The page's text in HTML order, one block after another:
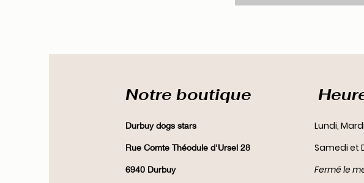
Notre boutique
Durbuy dogs stars
Rue Comte Théodule d'Ursel 28
6940 Durbuy
Lundi,
Samedi et
Fermé le